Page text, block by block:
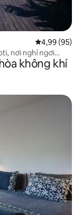
Xếp hạng
4,99 (95)
không khí